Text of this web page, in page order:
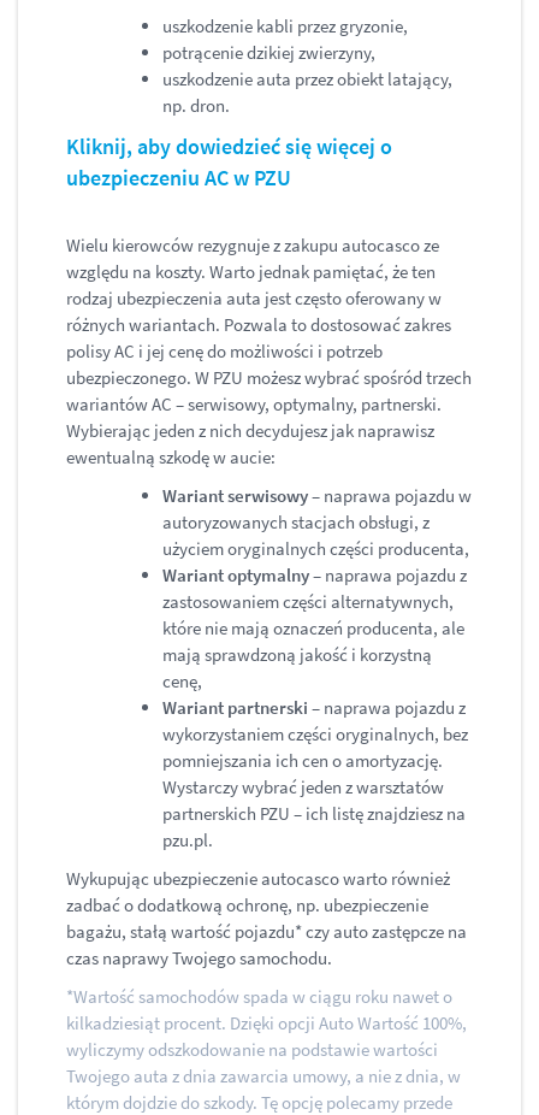
uszkodzenie kabli przez gryzonie,
potrącenie dzikiej zwierzyny,
uszkodzenie auta przez obiekt latający,
np. dron.
Kliknij, aby dowiedzieć się więcej o
ubezpieczeniu AC w PZU
Wielu kierowców rezygnuje z zakupu autocasco ze
względu na koszty. Warto jednak pamiętać, że ten
rodzaj ubezpieczenia auta jest często oferowany w
różnych wariantach. Pozwala to dostosować zakres
polisy AC i jej cenę do możliwości i potrzeb
ubezpieczonego. W PZU możesz wybrać spośród trzech
wariantów AC – serwisowy, optymalny, partnerski.
Wybierając jeden z nich decydujesz jak naprawisz
ewentualną szkodę w aucie:
Wariant serwisowy– naprawa pojazdu w
autoryzowanych stacjach obsługi, z
użyciem oryginalnych części producenta,
Wariant optymalny– naprawa pojazdu z
zastosowaniem części alternatywnych,
które nie mają oznaczeń producenta, ale
mają sprawdzoną jakość i korzystną
cenę,
Wariant partnerski – naprawa pojazdu z
wykorzystaniem części oryginalnych, bez
pomniejszania ich cen o amortyzację.
Wystarczy wybrać jeden z warsztatów
partnerskich PZU – ich listę znajdziesz na
pzu.pl.
Wykupując ubezpieczenie autocasco warto również
zadbać o dodatkową ochronę, np. ubezpieczenie
bagażu, stałą wartość pojazdu* czy auto zastępcze na
czas naprawy Twojego samochodu.
*Wartość samochodów spada w ciągu roku nawet o
kilkadziesiąt procent. Dzięki opcji Auto Wartość 100%,
wyliczymy odszkodowanie na podstawie wartości
Twojego auta z dnia zawarcia umowy, a nie z dnia, w
którym dojdzie do szkody. Tę opcję polecamy przede